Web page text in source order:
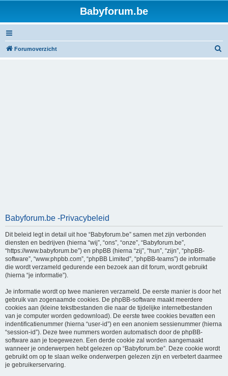
Babyforum.be
Forumoverzicht
Babyforum.be -Privacybeleid
Dit beleid legt in detail uit hoe “Babyforum.be” samen met zijn verbonden
diensten en bedrijven (hierna “wij”, “ons”, “onze”, “Babyforum.be”,
“https://www.babyforum.be”) en phpBB (hierna “zij”, “hun”, “zijn”, “phpBB-
software”, “www.phpbb.com”, “phpBB Limited”, “phpBB-teams”) de informatie
die wordt verzameld gedurende een bezoek aan dit forum, wordt gebruikt
(hierna “je informatie”).
Je informatie wordt op twee manieren verzameld. De eerste manier is door het
gebruik van zogenaamde cookies. De phpBB-software maakt meerdere
cookies aan (kleine tekstbestanden die naar de tijdelijke internetbestanden
van je computer worden gedownload). De eerste twee cookies bevatten een
indentificatienummer (hierna “user-id”) en een anoniem sessienummer (hierna
“session-id”). Deze twee nummers worden automatisch door de phpBB-
software aan je toegewezen. Een derde cookie zal worden aangemaakt
wanneer je onderwerpen hebt gelezen op “Babyforum.be”. Deze cookie wordt
gebruikt om op te slaan welke onderwerpen gelezen zijn en verbetert daarmee
je gebruikerservaring.